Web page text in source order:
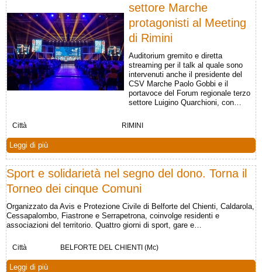
settore Marche
protagonisti al Meeting
di Rimini
Auditorium gremito e diretta
streaming per il talk al quale sono
intervenuti anche il presidente del
CSV Marche Paolo Gobbi e il
portavoce del Forum regionale terzo
settore Luigino Quarchioni, con…
Città RIMINI
Leggi di più
Sport e solidarietà nel segno del dono. Torna il
Torneo dei cinque Comuni
Organizzato da Avis e Protezione Civile di Belforte del Chienti, Caldarola,
Cessapalombo, Fiastrone e Serrapetrona, coinvolge residenti e
associazioni del territorio. Quattro giorni di sport, gare e…
Città BELFORTE DEL CHIENTI (Mc)
Leggi di più